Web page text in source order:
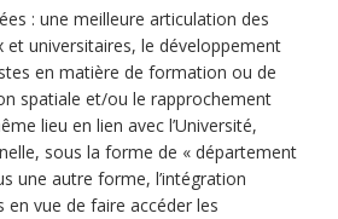
: une meilleure articulation des
et universitaires, le développement
en matière de formation ou de
spatiale et/ou le rapprochement
lieu en lien avec l’Université,
sous la forme de « département
une autre forme, l’intégration
vue de faire accéder les